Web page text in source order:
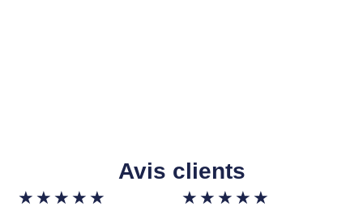
Avis clients
★ ★ ★ ★ ★ ★ ★ ★ ★ ★